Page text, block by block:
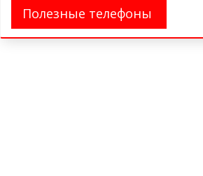
Полезные телефоны